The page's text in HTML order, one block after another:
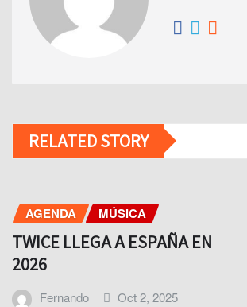
RELATED STORY
AGENDA MÚSICA
TWICE LLEGA A ESPAÑA EN
2026
Fernando Oct 2, 2025